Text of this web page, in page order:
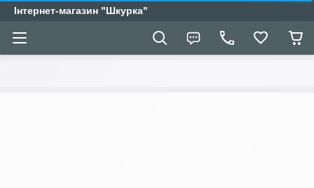
Інтернет-магазин "Шкурка"